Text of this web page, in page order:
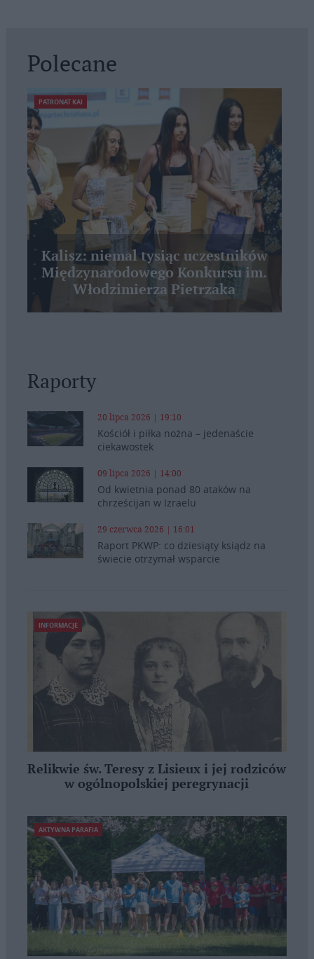
Polecane
PATRONAT KAI
Kalisz: niemal tysiąc uczestników
Międzynarodowego Konkursu im.
Włodzimierza Pietrzaka
Raporty
20 lipca 2026 | 19:10
Kościół i piłka nożna – jedenaście
ciekawostek
09 lipca 2026 | 14:00
Od kwietnia ponad 80 ataków na
chrześcijan w Izraelu
29 czerwca 2026 | 16:01
Raport PKWP: co dziesiąty ksiądz na
świecie otrzymał wsparcie
INFORMACJE
Relikwie św. Teresy z Lisieux i jej rodziców
w ogólnopolskiej peregrynacji
AKTYWNA PARAFIA